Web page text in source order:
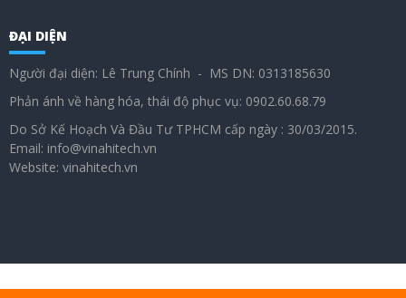
ĐẠI DIỆN
Người đại diện: Lê Trung Chính - MS DN: 0313185630
Phản ánh về hàng hóa, thái độ phục vụ: 0902.60.68.79
Do Sở Kế Hoạch Và Đầu Tư TPHCM cấp ngày : 30/03/2015.
Email: info@vinahitech.vn
Website: vinahitech.vn